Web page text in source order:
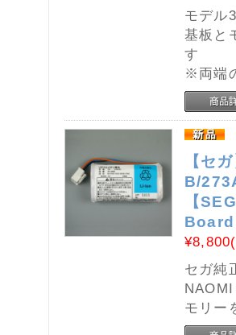
モデル
基板と
す
※両端
【セ
B/
【
Board
¥8,800
セガ純
モリー